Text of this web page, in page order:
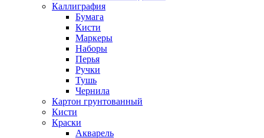
Каллиграфия
Бумага
Кисти
Маркеры
Наборы
Перья
Ручки
Тушь
Чернила
Картон грунтованный
Кисти
Краски
Акварель